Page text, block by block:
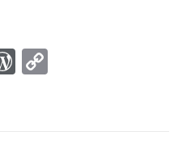
WordPress